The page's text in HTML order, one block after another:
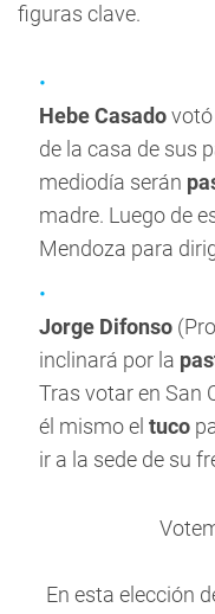
figuras clave.
Hebe Casadovotó
de la casa de sus
mediodía serán
madre. Luego de
Mendoza para
Jorge Difonso
inclinará por la
Tras votar en San
él mismo el tuco
ir a la sede de su
En esta elección